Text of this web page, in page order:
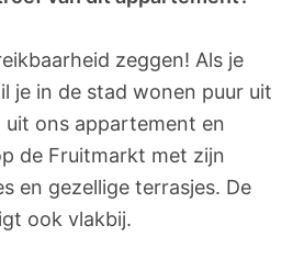
zeggen! Als je
je in de stad wonen puur uit
uit ons appartement en
de Fruitmarkt met zijn
en gezellige terrasjes. De
ook vlakbij.